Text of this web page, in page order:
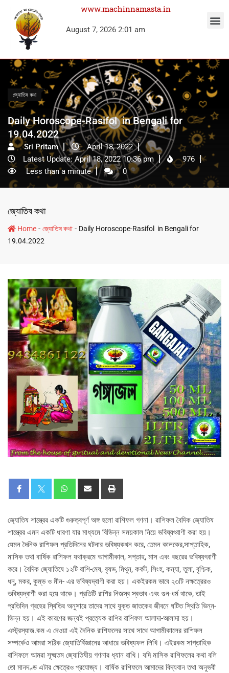
www.machinnamasta.in
August 7, 2026 2:01 am
জ্যোতিষ কথা
Daily Horoscope-Rasifol in Bengali for
19.04.2022
Sri Pritam
April 18, 2022
Latest Update: April 18, 2022 10:36 pm
976
Less than a minute
0
জ্যোতিষ কথা
Home - জ্যোতিষ কথা - Daily Horoscope-Rasifol in Bengali for
19.04.2022
জ্যোতিষ শাস্ত্রের একটি গুরুত্বপূর্ণ অঙ্গ হলো রাশিফল গণনা। রাশিফল বৈদিক জ্যোতিষ
শাস্ত্রের এমন একটি ধারণা যার মাধ্যমে বিভিন্ন সময়কাল নিয়ে ভবিষ্যৎবাণী করা হয়।
যেমন দৈনিক রাশিফল প্রতিদিনের ঘটনার ভবিষ্যকথন করে, তেমন কালকের,সাপ্তাহিক,
মাসিক তথা বার্ষিক রাশিফল যথাক্রমে আগামীকাল, সপ্তাহ, মাস এবং বছরের ভবিষ্যৎবাণী
করে। বৈদিক জ্যোতিষে ১২টি রাশি-মেষ, বৃষভ, মিথুন, কর্কট, সিংহ, কন্যা, তুলা, বৃশ্চিক,
ধনু, মকর, কুম্ভ ও মীন- এর ভবিষ্যদ্বাণী করা হয়। একইরকম ভাবে ২৩টি নক্ষত্রেরও
ভবিষ্যদ্বাণী করা হয়ে থাকে। প্রতিটি রাশির নিজস্ব স্বভাব এবং গুন-ধর্ম থাকে, তাই
প্রতিদিন গ্রহের স্থিতির অনুসারে তাদের সাথে যুক্ত জাতকের জীবনে ঘটিত স্থিতি ভিন্ন-
ভিন্ন হয়। এই কারণের জন্যই প্রত্যেক রাশির রাশিফল আলাদা-আলাদা হয়।
এস্ট্রস্যাজ.কম এ দেওয়া এই দৈনিক রাশিফলের সাথে সাথে আগামীকালের রাশিফল
সম্পর্কেও আমরা সঠিক জ্যোতির্বিজ্ঞানের আধারে ভবিষ্যফল লিখি। এইরকম সাপ্তাহিক
রাশিফলে আমরা সূক্ষ্মতম জ্যোতিষীয় গণনার ধ্যান রাখি। যদি মাসিক রাশিফলের কথা বলি
তো মানদণ্ড এটার ক্ষেত্রেও প্রযোজ্য। বার্ষিক রাশিফলে আমাদের বিদ্যবান তথা অনুভবী